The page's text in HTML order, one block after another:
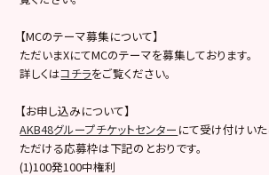
【MCのテーマ募集について】
ただいまXにてMCのテーマを募集しております。
詳しくはコチラをご覧ください。
【お申し込みについて】
AKB48グループチケットセンター にて受け付けいた
ただける応募枠は下記のとおりです。
(1)100発100中権利